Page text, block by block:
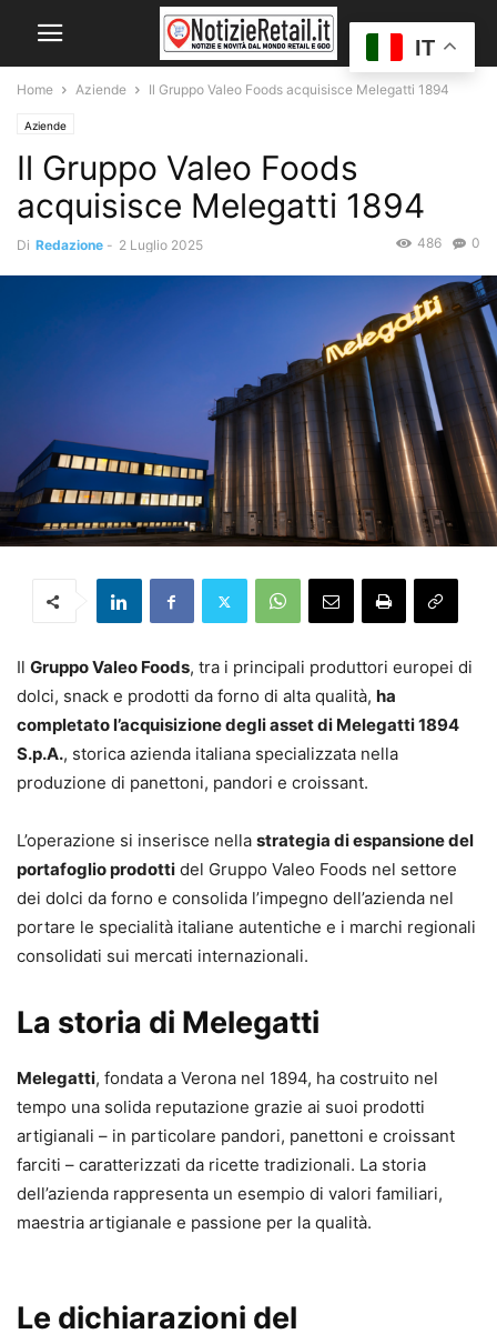
Home Aziende Il Gruppo Valeo Foods acquisisce Melegatti 1894
Aziende
Il Gruppo Valeo Foods
acquisisce Melegatti 1894
Di Redazione - 2 Luglio 2025 0
486
Il Gruppo Valeo Foods, tra i principali produttori europei di
dolci, snack e prodotti da forno di alta qualità, ha
completato l’acquisizione degli asset di Melegatti 1894
S.p.A., storica azienda italiana specializzata nella
produzione di panettoni, pandori e croissant.
L’operazione si inserisce nella strategia di espansione del
portafoglio prodotti del Gruppo Valeo Foods nel settore
dei dolci da forno e consolida l’impegno dell’azienda nel
portare le specialità italiane autentiche e i marchi regionali
consolidati sui mercati internazionali.
La storia di Melegatti
Melegatti, fondata a Verona nel 1894, ha costruito nel
tempo una solida reputazione grazie ai suoi prodotti
artigianali – in particolare pandori, panettoni e croissant
farciti – caratterizzati da ricette tradizionali. La storia
dell’azienda rappresenta un esempio di valori familiari,
maestria artigianale e passione per la qualità.
Le dichiarazioni del
IT